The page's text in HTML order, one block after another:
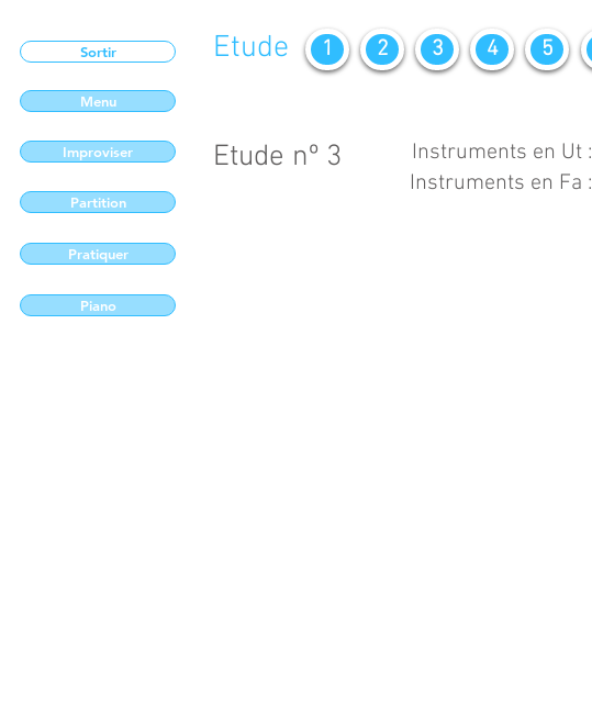
Menu
Improviser
Partition
Pratiquer
Piano
Sortir
Etude nº 3
Instruments en Ut :
Instruments en Fa :
Etude 1 2 3 4 5